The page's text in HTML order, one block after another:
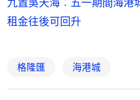
九置吳天海︰五一期間海
租金往後可回升
格隆匯 海港城